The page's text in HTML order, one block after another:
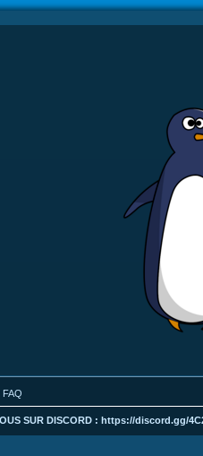
FAQ
SUR DISCORD : https://discord.gg/